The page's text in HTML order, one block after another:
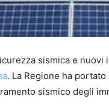
sismica e
. La Regione ha
sismico degli